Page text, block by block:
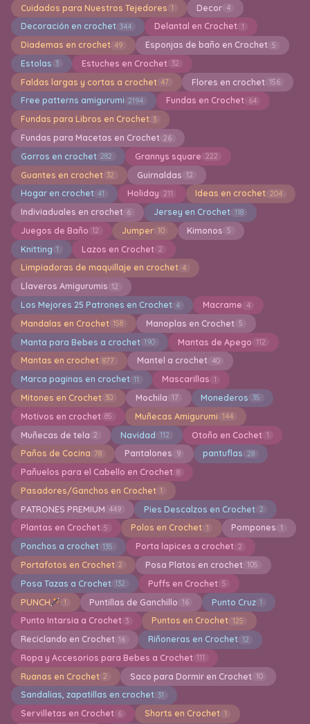
Cuidados para Nuestros Tejedores 1 Decor 4
Decoración en crochet 344 Delantal en Crochet 1
Diademas en crochet 49 Esponjas de baño en Crochet 5
Estolas 3 Estuches en Crochet 32
Faldas largas y cortas a crochet 47 Flores en crochet 156
Free patterns amigurumi 2194 Fundas en Crochet 64
Fundas para Libros en Crochet 3
Fundas para Macetas en Crochet 26
Gorros en crochet 282 Grannys square 222
Guantes en crochet 32 Guirnaldas 12
Hogar en crochet 41 Holiday 211 Ideas en crochet 204
Indiviaduales en crochet 6 Jersey en Crochet 118
Juegos de Baño 12 Jumper 10 Kimonos 5
Knitting 1 Lazos en Crochet 2
Limpiadoras de maquillaje en crochet 4
Llaveros Amigurumis 12
Los Mejores 25 Patrones en Crochet 4 Macrame 4
Mandalas en Crochet 158 Manoplas en Crochet 5
Manta para Bebes a crochet 190 Mantas de Apego 112
Mantas en crochet 877 Mantel a crochet 40
Marca paginas en crochet 11 Mascarillas 1
Mitones en Crochet 30 Mochila 17 Monederos 35
Motivos en crochet 85 Muñecas Amigurumi 144
Muñecas de tela 2 Navidad 112 Otoño en Cochet 1
Paños de Cocina 78 Pantalones 9 pantuflas 28
Pañuelos para el Cabello en Crochet 8
Pasadores/Ganchos en Crochet 1
PATRONES PREMIUM 449 Pies Descalzos en Crochet 2
Plantas en Crochet 5 Polos en Crochet 1 Pompones 1
Ponchos a crochet 135 Porta lapices a crochet 2
Portafotos en Crochet 2 Posa Platos en crochet 105
Posa Tazas a Crochet 132 Puffs en Crochet 5
PUNCH 1 Puntillas de Ganchillo 16 Punto Cruz 1
Punto Intarsia a Crochet 3 Puntos en Crochet 125
Reciclando en Crochet 16 Riñoneras en Crochet 12
Ropa y Accesorios para Bebes a Crochet 111
Ruanas en Crochet 2 Saco para Dormir en Crochet 10
Sandalias, zapatillas en crochet 31
Servilletas en Crochet 6 Shorts en Crochet 1